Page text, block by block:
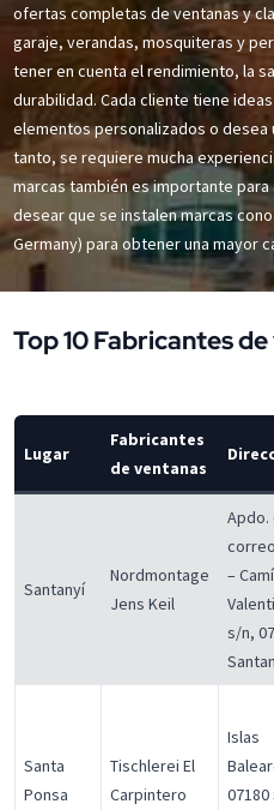
ofertas completas de ventanas y
garaje, verandas, mosquiteras y
tener en cuenta el rendimiento, la
durabilidad. Cada cliente tiene
elementos personalizados o
tanto, se requiere mucha
marcas también es importante
desear que se instalen marcas
Germany) para obtener una mayor
Top 10 Fabricantes
Lugar
Fabricantes
de ventanas
Santanyí
Nordmontage
Jens Keil
Apdo.
–
s/n,
Santa
Ponsa
Tischlerei El
Carpintero
Islas
07180